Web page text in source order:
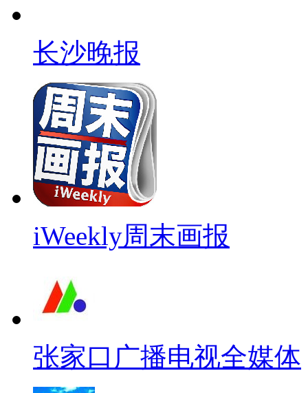
长沙晚报
iWeekly周末画报
张家口广播电视全媒体